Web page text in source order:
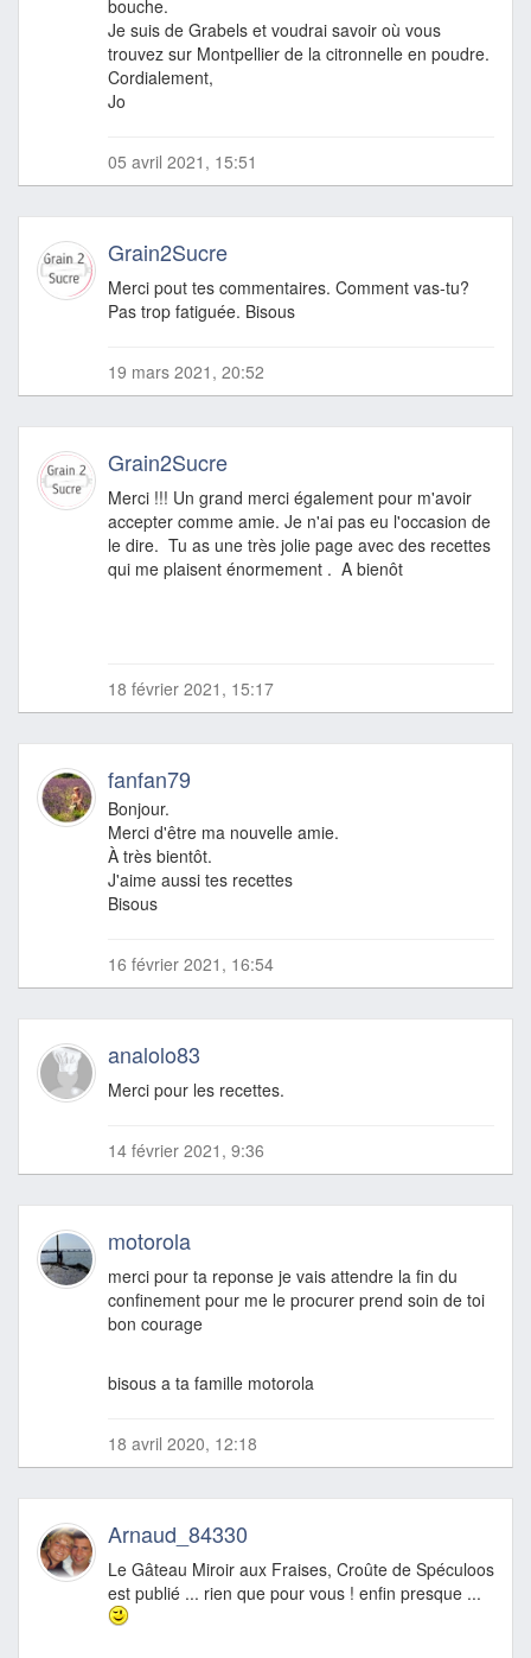
bouche.
Je suis de Grabels et voudrai savoir où vous
trouvez sur Montpellier de la citronnelle en poudre.
Cordialement,
Jo
05 avril 2021, 15:51
Grain2Sucre
Merci pout tes commentaires. Comment vas-tu?
Pas trop fatiguée. Bisous
19 mars 2021, 20:52
Grain2Sucre
Merci !!! Un grand merci également pour m'avoir
accepter comme amie. Je n'ai pas eu l'occasion de
le dire. Tu as une très jolie page avec des recettes
qui me plaisent énormement . A bienôt
18 février 2021, 15:17
fanfan79
Bonjour.
Merci d'être ma nouvelle amie.
À très bientôt.
J'aime aussi tes recettes
Bisous
16 février 2021, 16:54
analolo83
Merci pour les recettes.
14 février 2021, 9:36
motorola
merci pour ta reponse je vais attendre la fin du
confinement pour me le procurer prend soin de toi
bon courage
bisous a ta famille motorola
18 avril 2020, 12:18
Arnaud_84330
Le Gâteau Miroir aux Fraises, Croûte de Spéculoos
est publié ... rien que pour vous ! enfin presque ...